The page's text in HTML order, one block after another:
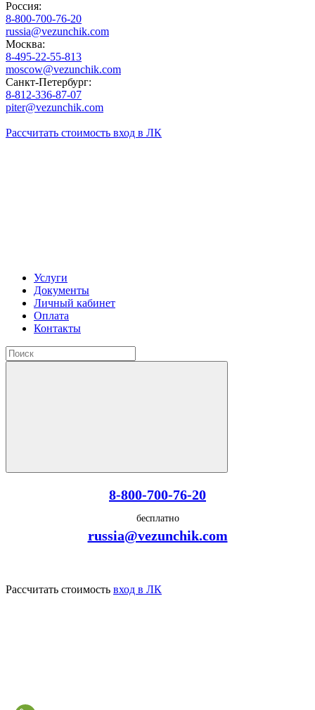
Россия:
8-800-700-76-20
russia@vezunchik.com
Москва:
8-495-22-55-813
moscow@vezunchik.com
Санкт-Петербург:
8-812-336-87-07
piter@vezunchik.com
Рассчитать стоимость вход в ЛК
Услуги
Документы
Личный кабинет
Оплата
Контакты
8-800-700-76-20
бесплатно
russia@vezunchik.com
Рассчитать стоимость вход в ЛК